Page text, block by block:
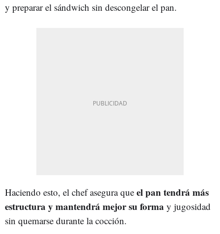
y preparar el sándwich sin descongelar el pan.
Haciendo esto, el chef asegura que el pan tendrá más
estructura y mantendrá mejor su forma y jugosidad
sin quemarse durante la cocción.